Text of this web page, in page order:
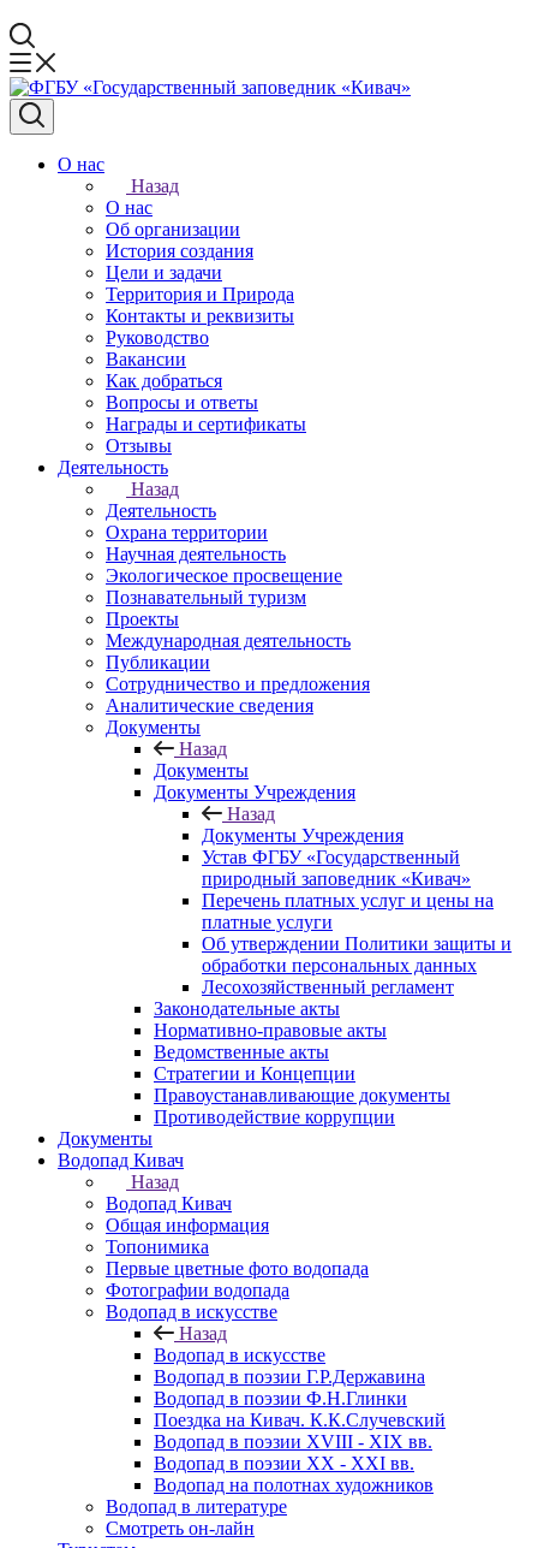
О нас
Назад
О нас
Об организации
История создания
Цели и задачи
Территория и Природа
Контакты и реквизиты
Руководство
Вакансии
Как добраться
Вопросы и ответы
Награды и сертификаты
Отзывы
Деятельность
Назад
Деятельность
Охрана территории
Научная деятельность
Экологическое просвещение
Познавательный туризм
Проекты
Международная деятельность
Публикации
Сотрудничество и предложения
Аналитические сведения
Документы
Назад
Документы
Документы Учреждения
Назад
Документы Учреждения
Устав ФГБУ «Государственный
природный заповедник «Кивач»
Перечень платных услуг и цены на
платные услуги
Об утверждении Политики защиты и
обработки персональных данных
Лесохозяйственный регламент
Законодательные акты
Нормативно-правовые акты
Ведомственные акты
Стратегии и Концепции
Правоустанавливающие документы
Противодействие коррупции
Документы
Водопад Кивач
Назад
Водопад Кивач
Общая информация
Топонимика
Первые цветные фото водопада
Фотографии водопада
Водопад в искусстве
Назад
Водопад в искусстве
Водопад в поэзии Г.Р.Державина
Водопад в поэзии Ф.Н.Глинки
Поездка на Кивач. К.К.Случевский
Водопад в поэзии XVIII - XIX вв.
Водопад в поэзии XX - XXI вв.
Водопад на полотнах художников
Водопад в литературе
Смотреть он-лайн